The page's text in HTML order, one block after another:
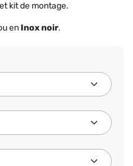
kit de montage.
en Inox noir.